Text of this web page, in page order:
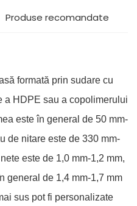
Produse recomandate
formată prin sudare cu
a HDPE sau a copolimerului
este în general de 50 mm-
de nitare este de 330 mm-
este de 1,0 mm-1,2 mm,
general de 1,4 mm-1,7 mm
sus pot fi personalizate